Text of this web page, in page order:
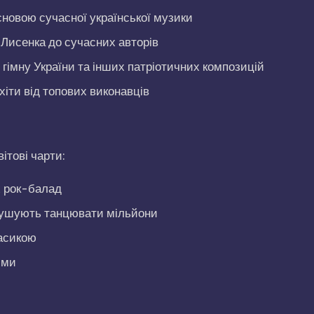
сучасної української музики
до сучасних авторів
України та інших патріотичних композицій
від топових виконавців
чарти:
рок-балад
танцювати мільйони